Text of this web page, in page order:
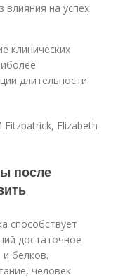
влияния на успех
клинических
длительности
Fitzpatrick, Elizabeth
после
способствует
достаточное
белков.
человек